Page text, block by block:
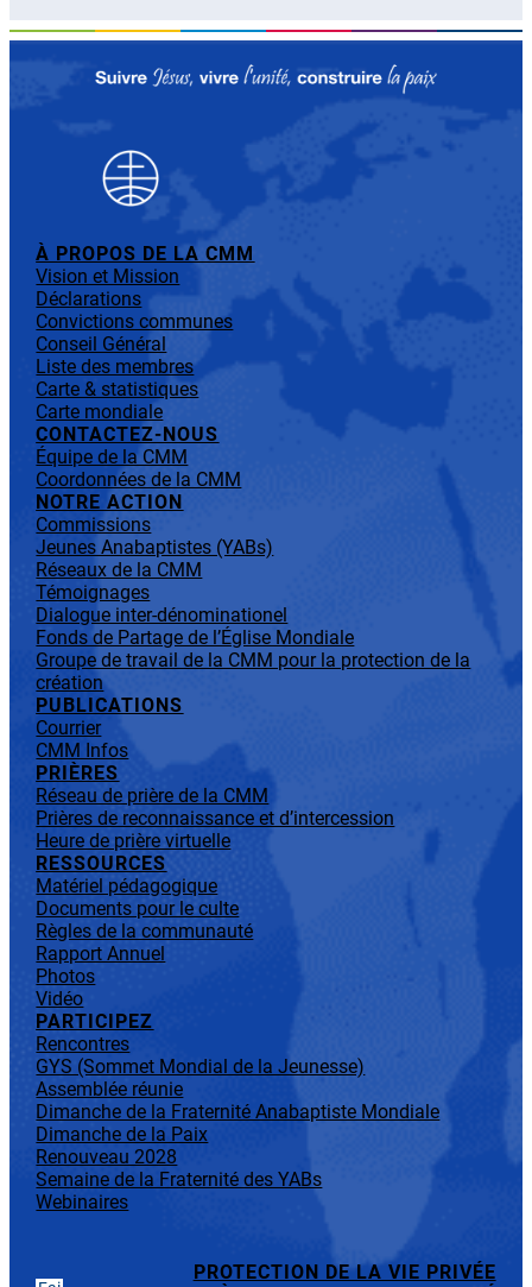
À PROPOS DE LA CMM
Vision et Mission
Déclarations
Convictions communes
Conseil Général
Liste des membres
Carte & statistiques
Carte mondiale
CONTACTEZ-NOUS
Équipe de la CMM
Coordonnées de la CMM
NOTRE ACTION
Commissions
Jeunes Anabaptistes (YABs)
Réseaux de la CMM
Témoignages
Dialogue inter-dénominationel
Fonds de Partage de l’Église Mondiale
Groupe de travail de la CMM pour la protection de la
création
PUBLICATIONS
Courrier
CMM Infos
PRIÈRES
Réseau de prière de la CMM
Prières de reconnaissance et d’intercession
Heure de prière virtuelle
RESSOURCES
Matériel pédagogique
Documents pour le culte
Règles de la communauté
Rapport Annuel
Photos
Vidéo
PARTICIPEZ
Rencontres
GYS (Sommet Mondial de la Jeunesse)
Assemblée réunie
Dimanche de la Fraternité Anabaptiste Mondiale
Dimanche de la Paix
Renouveau 2028
Semaine de la Fraternité des YABs
Webinaires
PROTECTION DE LA VIE PRIVÉE